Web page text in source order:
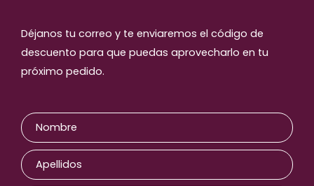
Déjanos tu correo y te enviaremos el código de
descuento para que puedas aprovecharlo en tu
próximo pedido.